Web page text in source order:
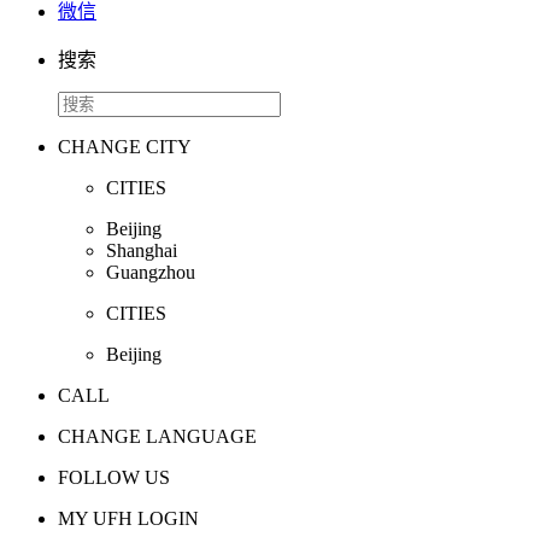
微信
搜索
CHANGE CITY
CITIES
Beijing
Shanghai
Guangzhou
CITIES
Beijing
CALL
CHANGE LANGUAGE
FOLLOW US
MY UFH LOGIN